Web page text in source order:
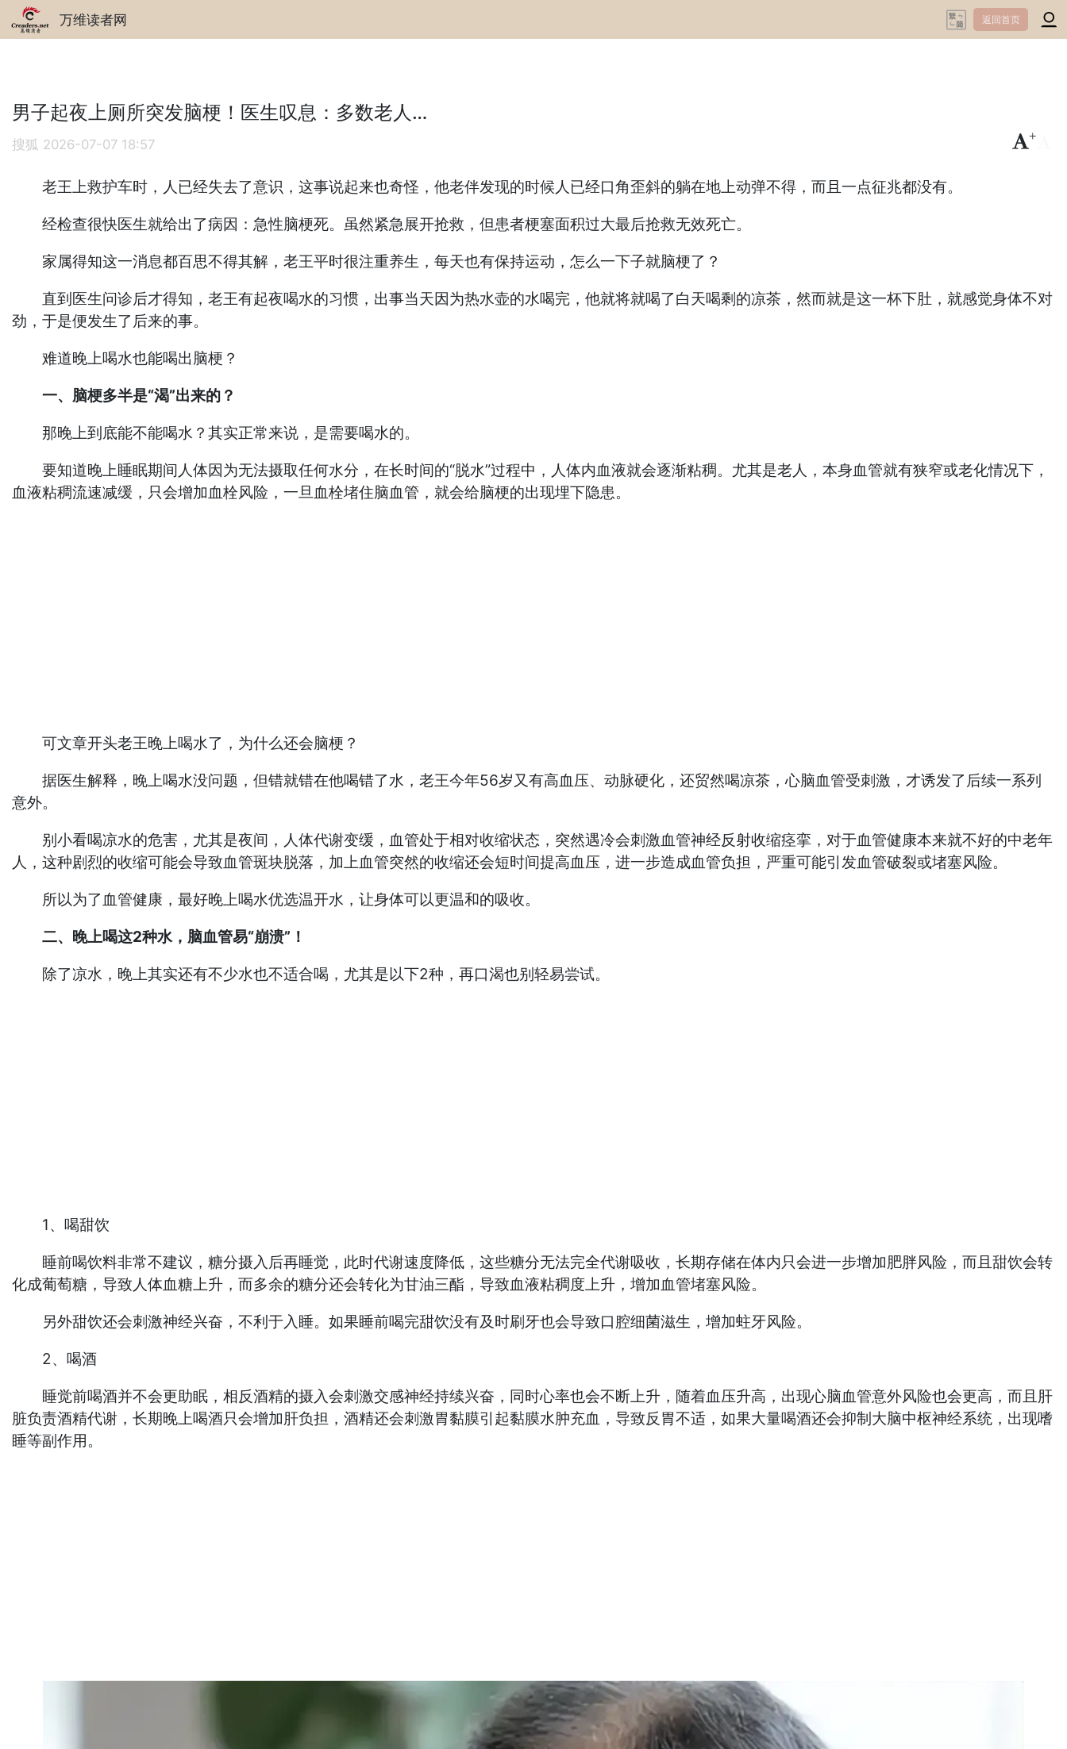
万维读者网 返回首页
男子起夜上厕所突发脑梗！医生叹息：多数老人…
搜狐 2026-07-07 18:57
+
老王上救护车时，人已经失去了意识，这事说起来也奇怪，他老伴发现的时候人已经口角歪斜的躺在地上动弹不得，而且一点征兆都没有。
经检查很快医生就给出了病因：急性脑梗死。虽然紧急展开抢救，但患者梗塞面积过大最后抢救无效死亡。
家属得知这一消息都百思不得其解，老王平时很注重养生，每天也有保持运动，怎么一下子就脑梗了？
直到医生问诊后才得知，老王有起夜喝水的习惯，出事当天因为热水壶的水喝完，他就将就喝了白天喝剩的凉茶，然而就是这一杯下肚，就感觉身体不对
劲，于是便发生了后来的事。
难道晚上喝水也能喝出脑梗？
一、脑梗多半是“渴”出来的？
那晚上到底能不能喝水？其实正常来说，是需要喝水的。
要知道晚上睡眠期间人体因为无法摄取任何水分，在长时间的“脱水”过程中，人体内血液就会逐渐粘稠。尤其是老人，本身血管就有狭窄或老化情况下，
血液粘稠流速减缓，只会增加血栓风险，一旦血栓堵住脑血管，就会给脑梗的出现埋下隐患。
可文章开头老王晚上喝水了，为什么还会脑梗？
据医生解释，晚上喝水没问题，但错就错在他喝错了水，老王今年56岁又有高血压、动脉硬化，还贸然喝凉茶，心脑血管受刺激，才诱发了后续一系列
意外。
别小看喝凉水的危害，尤其是夜间，人体代谢变缓，血管处于相对收缩状态，突然遇冷会刺激血管神经反射收缩痉挛，对于血管健康本来就不好的中老年
人，这种剧烈的收缩可能会导致血管斑块脱落，加上血管突然的收缩还会短时间提高血压，进一步造成血管负担，严重可能引发血管破裂或堵塞风险。
所以为了血管健康，最好晚上喝水优选温开水，让身体可以更温和的吸收。
二、晚上喝这2种水，脑血管易“崩溃”！
除了凉水，晚上其实还有不少水也不适合喝，尤其是以下2种，再口渴也别轻易尝试。
1、喝甜饮
睡前喝饮料非常不建议，糖分摄入后再睡觉，此时代谢速度降低，这些糖分无法完全代谢吸收，长期存储在体内只会进一步增加肥胖风险，而且甜饮会转
化成葡萄糖，导致人体血糖上升，而多余的糖分还会转化为甘油三酯，导致血液粘稠度上升，增加血管堵塞风险。
另外甜饮还会刺激神经兴奋，不利于入睡。如果睡前喝完甜饮没有及时刷牙也会导致口腔细菌滋生，增加蛀牙风险。
2、喝酒
睡觉前喝酒并不会更助眠，相反酒精的摄入会刺激交感神经持续兴奋，同时心率也会不断上升，随着血压升高，出现心脑血管意外风险也会更高，而且肝
脏负责酒精代谢，长期晚上喝酒只会增加肝负担，酒精还会刺激胃黏膜引起黏膜水肿充血，导致反胃不适，如果大量喝酒还会抑制大脑中枢神经系统，出现嗜
睡等副作用。